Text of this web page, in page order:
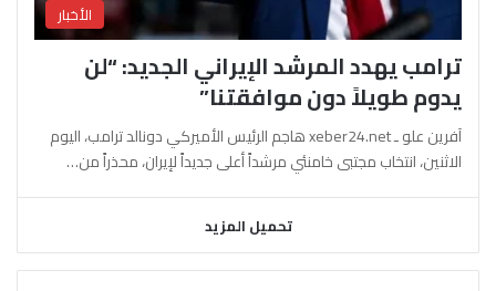
الأخبار
ترامب يهدد المرشد الإيراني الجديد: “لن
يدوم طويلاً دون موافقتنا”
آفرين علو ـ xeber24.net هاجم الرئيس الأميركي دونالد ترامب، اليوم
الاثنين، انتخاب مجتبى خامنئي مرشداً أعلى جديداً لإيران، محذراً من…
تحميل المزيد